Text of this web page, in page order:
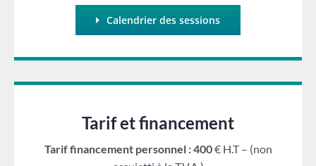
Calendrier des sessions
Tarif et financement
Tarif financement personnel : 400€ H.T – (non